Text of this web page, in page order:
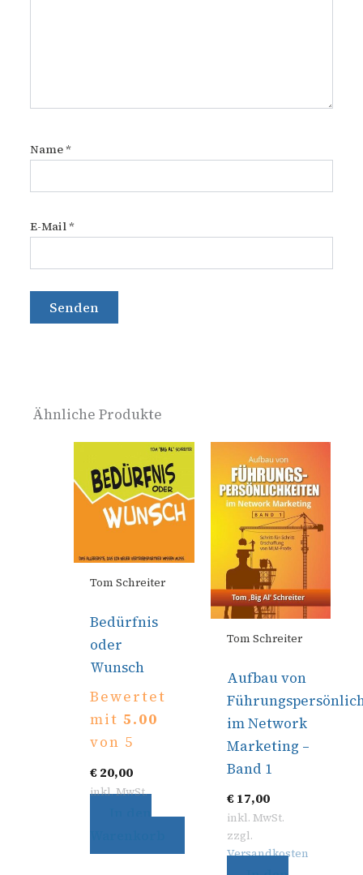
Name*
E-Mail*
Ähnliche Produkte
Tom Schreiter
Bedürfnis
oder
Wunsch
Bewertet
mit5.00
von 5
€20,00
inkl. MwSt.
In den
Tom Schreiter
Aufbau von
im Network
Marketing –
Band 1
€17,00
inkl. MwSt.
zzgl.
Versandkosten